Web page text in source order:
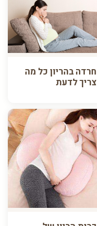
חרדה בהריון כל מה
צריך לדעת